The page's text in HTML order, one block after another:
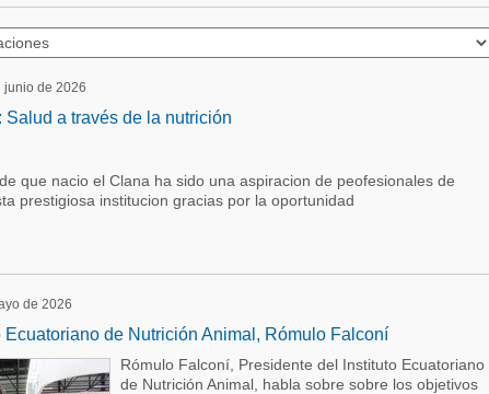
junio de 2026
Salud a través de la nutrición
que nacio el Clana ha sido una aspiracion de peofesionales de
prestigiosa institucion gracias por la oportunidad
de 2026
de Nutrición Animal, Rómulo Falconí
Rómulo Falconí, Presidente del Instituto Ecuatoriano
de Nutrición Animal, habla sobre sobre los objetivos